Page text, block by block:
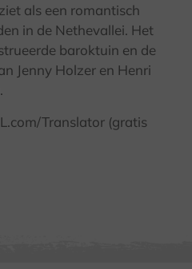
© Kulturland Kreis Höxter/ F. Grawe
als een romantisch
in de Nethevallei. Het
baroktuin en de
Jenny Holzer en Henri
Translator (gratis